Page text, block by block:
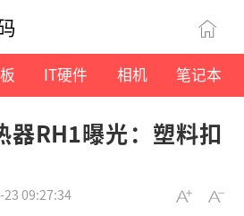
IT硬件 相机 笔记本
RH1曝光：塑料扣
09:27:34